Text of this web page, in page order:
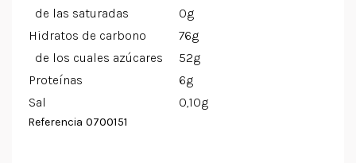
de las saturadas
0g
Hidratos de carbono
76g
de los cuales azúcares
52g
Proteínas
6g
Sal
0,10g
Referencia 0700151